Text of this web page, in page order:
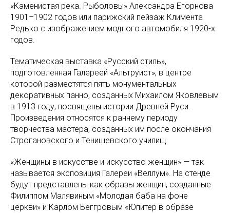
«Каменистая река. Рыболовы» Александра Егорнова
1901–1902 годов или парижский пейзаж Климента
Редько с изображением модного автомобиля 1920-х
годов.
Тематическая выставка «Русский стиль»,
подготовленная Галереей «Альтруист», в центре
которой разместятся пять монументальных
декоративных панно, созданных Михаилом Яковлевым
в 1913 году, посвящены истории Древней Руси.
Произведения относятся к раннему периоду
творчества мастера, созданных им после окончания
Строгановского и Тенишевского училищ.
«Женщины в искусстве и искусство женщин» — так
называется экспозиция Галереи «Веллум». На стенде
будут представлены как образы женщин, созданные
Филиппом Малявиным «Молодая баба на фоне
церкви» и Карлом Беггровым «Юпитер в образе